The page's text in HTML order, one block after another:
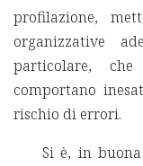
profilazione,
organizzative
particolare,
comportano
rischio di errori.
Si è, in